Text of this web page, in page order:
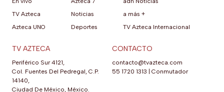
TV Azteca
Azteca UNO
Noticias
Deportes
a más +
TV Azteca Internacional
TV AZTECA
Periférico Sur 4121,
Col. Fuentes Del Pedregal, C.P.
14140,
Ciudad De México, México.
CONTACTO
contacto@tvazteca.com
55 1720 1313
Conmutador